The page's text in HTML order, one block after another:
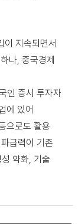
이 지속되면서
나, 중국경제
인 증시 투자자
에 있어
으로도 활용
급력이 기존
약화, 기술